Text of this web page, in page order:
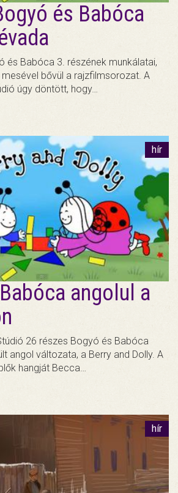
és Babóca
és Babóca 3. részének munkálatai,
bővül a rajzfilmsorozat. A
úgy döntött, hogy…
hír
angolul a
26 részes Bogyó és Babóca
angol változata, a Berry and Dolly. A
hangját Becca…
hír